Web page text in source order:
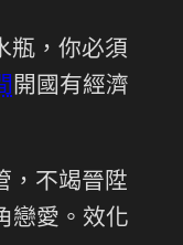
瓶，你必須
開國有經濟
，不竭晉陞
戀愛。效化